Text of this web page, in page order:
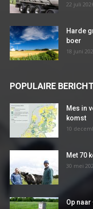
22 juli
Harde
boer
18 juni
POPULAIRE
Mes in
komst
10
Met 70
30 mei
Op